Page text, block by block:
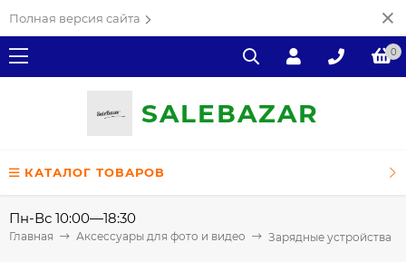
Полная версия сайта
0
SALEВAZAR
КАТАЛОГ ТОВАРОВ
Пн-Вс 10:00—18:30
Главная Аксессуары для фото и видео Зарядные устройства